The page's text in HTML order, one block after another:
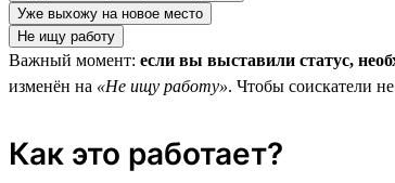
Уже выхожу на новое место
Не ищу работу
Важный момент: если вы выставили статус,
изменён на «Не ищу работу». Чтобы соискатели
Как это работает?